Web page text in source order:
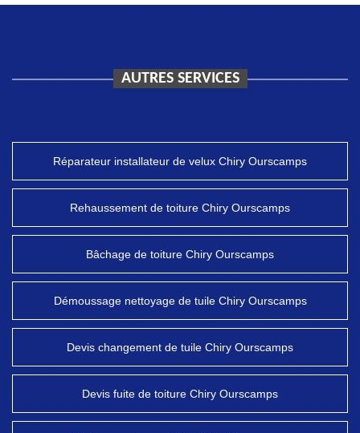
AUTRES SERVICES
Réparateur installateur de velux Chiry Ourscamps
Rehaussement de toiture Chiry Ourscamps
Bâchage de toiture Chiry Ourscamps
Démoussage nettoyage de tuile Chiry Ourscamps
Devis changement de tuile Chiry Ourscamps
Devis fuite de toiture Chiry Ourscamps